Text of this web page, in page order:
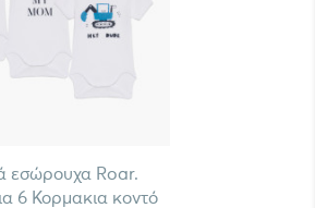
εσώρουχα Roar.
6 Κορμακια κοντό